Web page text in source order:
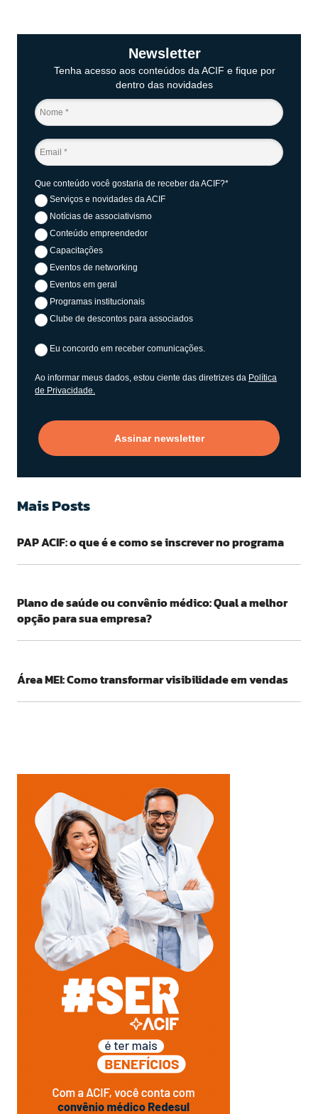
Newsletter
Tenha acesso aos conteúdos da ACIF e fique por
dentro das novidades
Que conteúdo você gostaria de receber da ACIF?*
Serviços e novidades da ACIF
Notícias de associativismo
Conteúdo empreendedor
Capacitações
Eventos de networking
Eventos em geral
Programas institucionais
Clube de descontos para associados
Eu concordo em receber comunicações.
Ao informar meus dados, estou ciente das diretrizes da Política
de Privacidade.
Assinar newsletter
Mais Posts
PAP ACIF: o que é e como se inscrever no programa
Plano de saúde ou convênio médico: Qual a melhor
opção para sua empresa?
Área MEI: Como transformar visibilidade em vendas